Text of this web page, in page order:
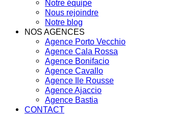
Notre équipe
Nous rejoindre
Notre blog
NOS AGENCES
Agence Porto Vecchio
Agence Cala Rossa
Agence Bonifacio
Agence Cavallo
Agence Ile Rousse
Agence Ajaccio
Agence Bastia
CONTACT